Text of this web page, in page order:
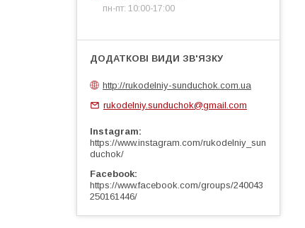
пн-пт: 10:00-17:00
http://rukodelniy-sunduchok.com.ua
rukodelniy.sunduchok@gmail.com
Instagram
https://www.instagram.com/rukodelniy_sun
duchok/
Facebook
https://www.facebook.com/groups/240043
250161446/